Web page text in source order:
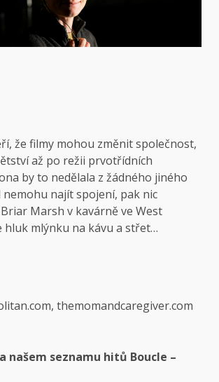
že filmy mohou změnit společnost,
až po režii prvotřídních
by to nedělala z žádného jiného
nemohu najít spojení, pak nic
Marsh v kavárně ve West
hluk mlýnku na kávu a střet…
themomandcaregiver.com
našem seznamu hitů Boucle –